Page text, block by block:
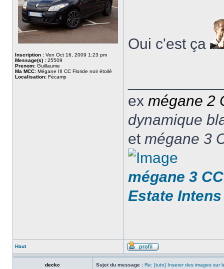
Inscription : Ven Oct 16, 2009 1:23 pm
Message(s) : 25509
Prenom: Guillaume
Ma MCC: Mégane III CC Floride noir étoilé
Localisation: Fécamp
Oui c'est ça
ex mégane 2
dynamique
et mégane 3
mégane 3
Estate
Haut
deckc Sujet du message : Re: [tuto] Inserer des images sur